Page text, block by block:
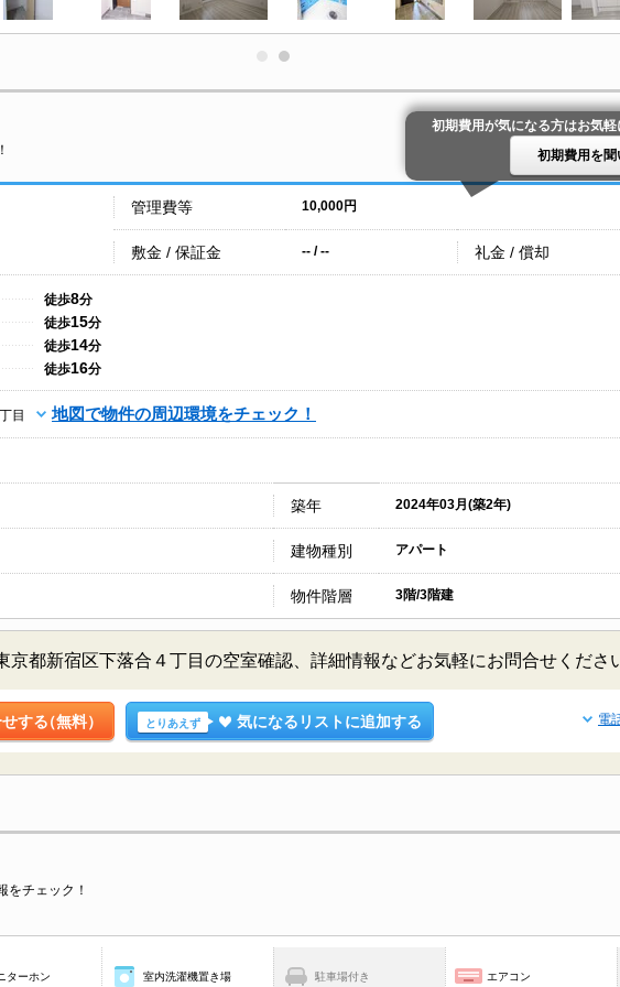
初期費用が気になる方はお気軽
初期費用を聞
管理費等 10,000円
敷金 / 保証金 -- / -- 礼金 / 償却
徒歩8分
徒歩15分
徒歩14分
徒歩16分
目 地図で物件の周辺環境をチェック！
築年 2024年03月(築2年)
建物種別 アパート
物件階層 3階/3階建
京都新宿区下落合４丁目の空室確認、詳細情報などお気軽にお問合せくださ
する（無料） とりあえず 気になるリストに追加する 電
をチェック！
ターホン 室内洗濯機置き場 駐車場付き エアコン